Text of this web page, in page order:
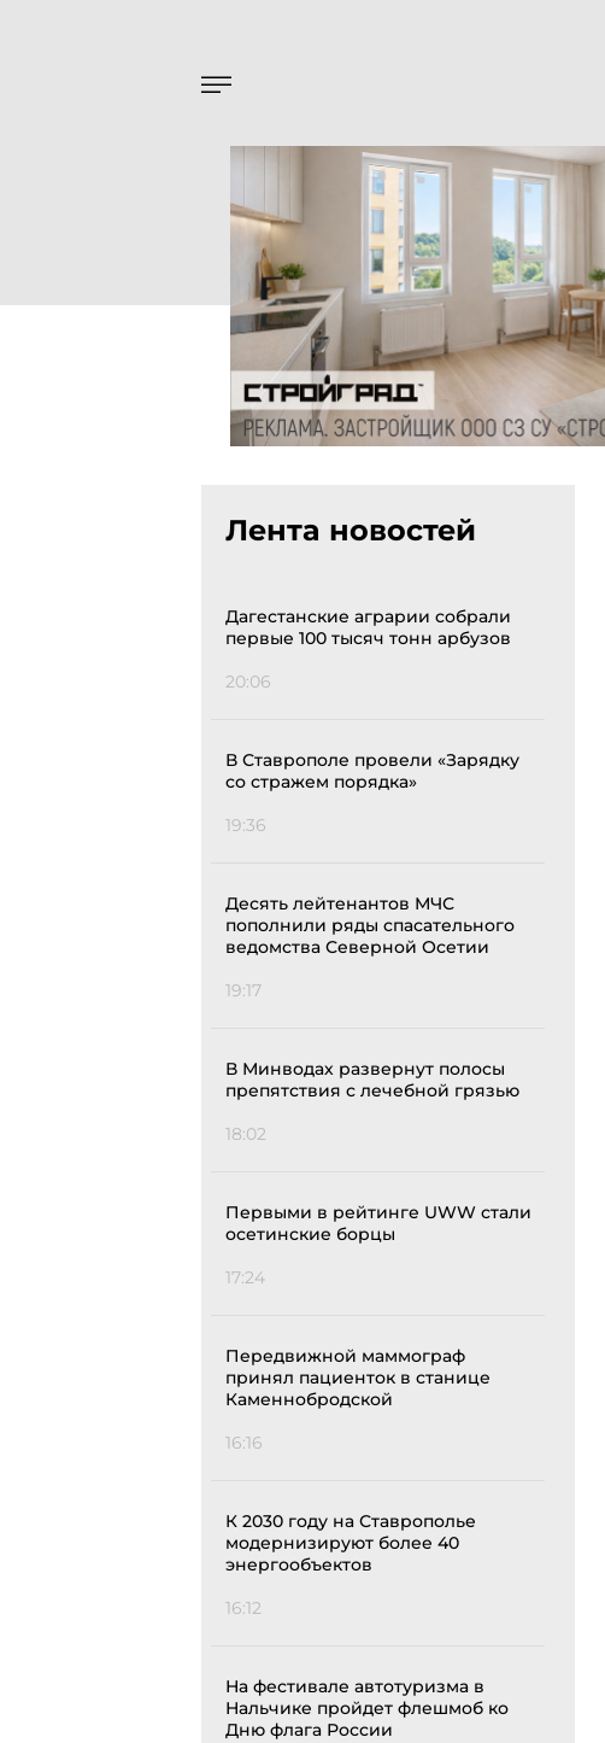
Лента новостей
Дагестанские аграрии собрали
первые 100 тысяч тонн арбузов
20:06
В Ставрополе провели «Зарядку
со стражем порядка»
19:36
Десять лейтенантов МЧС
пополнили ряды спасательного
ведомства Северной Осетии
19:17
В Минводах развернут полосы
препятствия с лечебной грязью
18:02
Первыми в рейтинге UWW стали
осетинские борцы
17:24
Передвижной маммограф
принял пациенток в станице
Каменнобродской
16:16
К 2030 году на Ставрополье
модернизируют более 40
энергообъектов
16:12
На фестивале автотуризма в
Нальчике пройдет флешмоб ко
Дню флага России